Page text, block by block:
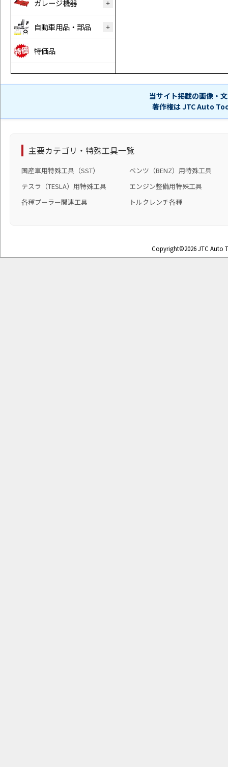
ガレージ機器
自動車用品・部品
特価品
当サイト掲載の画像・
著作権は JTC Auto
主要カテゴリ・特殊工具一覧
国産車用特殊工具（SST）
ベンツ（BENZ）用特殊工具
テスラ（TESLA）用特殊工具
エンジン整備用特殊工具
各種プーラー関連工具
トルクレンチ各種
Copyright©2026 JTC Auto